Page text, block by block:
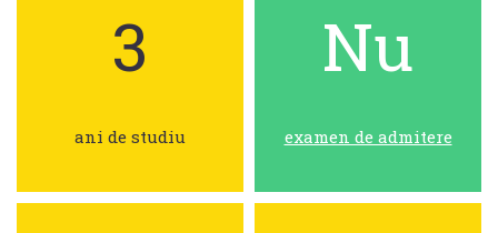
3
ani de studiu
Nu
examen de admitere